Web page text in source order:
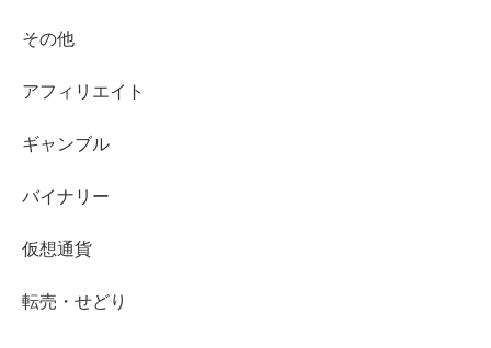
その他
アフィリエイト
ギャンブル
バイナリー
仮想通貨
転売・せどり